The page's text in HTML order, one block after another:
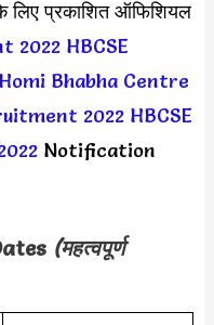
लिए प्रकाशित ऑफिशियल
2022 HBCSE
Homi Bhabha Centre
2022 HBCSE
Notification
(महत्वपूर्ण